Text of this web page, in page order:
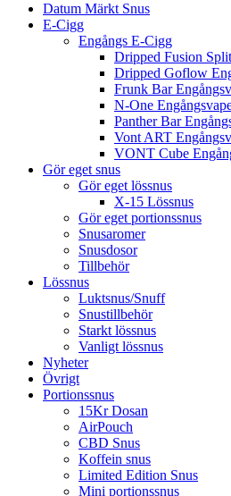
Datum Märkt Snus
E-Cigg
Engångs E-Cigg
Dripped Fusion
Dripped Goflow
Frunk Bar
N-One
Panther Bar
Vont ART
VONT Cube
Gör eget snus
Gör eget lössnus
X-15 Lössnus
Gör eget portionssnus
Snusaromer
Snusdosor
Tillbehör
Lössnus
Luktsnus/Snuff
Snustillbehör
Starkt lössnus
Vanligt lössnus
Nyheter
Övrigt
Portionssnus
15Kr Dosan
AirPouch
CBD Snus
Koffein snus
Limited Edition Snus
Mini portionssnus